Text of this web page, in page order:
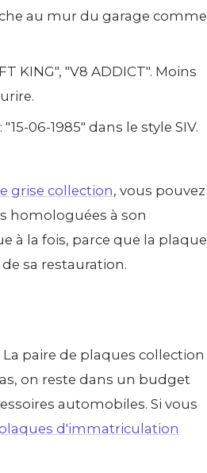
au mur du garage comme
KING", "V8 ADDICT". Moins
06-1985" dans le style SIV.
grise collection, vous pouvez
homologuées à son
à la fois, parce que la plaque
sa restauration.
paire de plaques collection
on reste dans un budget
automobiles. Si vous
d'immatriculation